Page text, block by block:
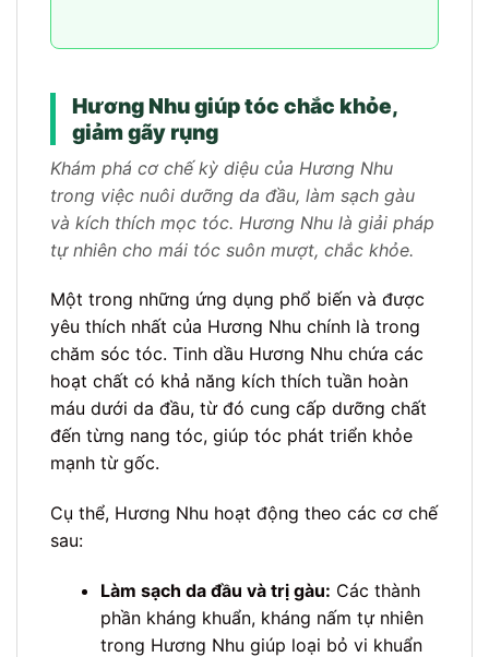
Hương Nhu giúp tóc chắc khỏe,
giảm gãy rụng
Khám phá cơ chế kỳ diệu của Hương Nhu
trong việc nuôi dưỡng da đầu, làm sạch gàu
và kích thích mọc tóc. Hương Nhu là giải pháp
tự nhiên cho mái tóc suôn mượt, chắc khỏe.
Một trong những ứng dụng phổ biến và được
yêu thích nhất của Hương Nhu chính là trong
chăm sóc tóc. Tinh dầu Hương Nhu chứa các
hoạt chất có khả năng kích thích tuần hoàn
máu dưới da đầu, từ đó cung cấp dưỡng chất
đến từng nang tóc, giúp tóc phát triển khỏe
mạnh từ gốc.
Cụ thể, Hương Nhu hoạt động theo các cơ chế
sau:
Làm sạch da đầu và trị gàu: Các thành
phần kháng khuẩn, kháng nấm tự nhiên
trong Hương Nhu giúp loại bỏ vi khuẩn